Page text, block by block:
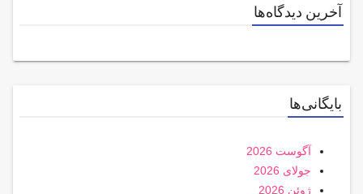
آخرین دیدگاه‌ها
بایگانی‌ها
آگوست 2026
جولای 2026
ژوئن 2026